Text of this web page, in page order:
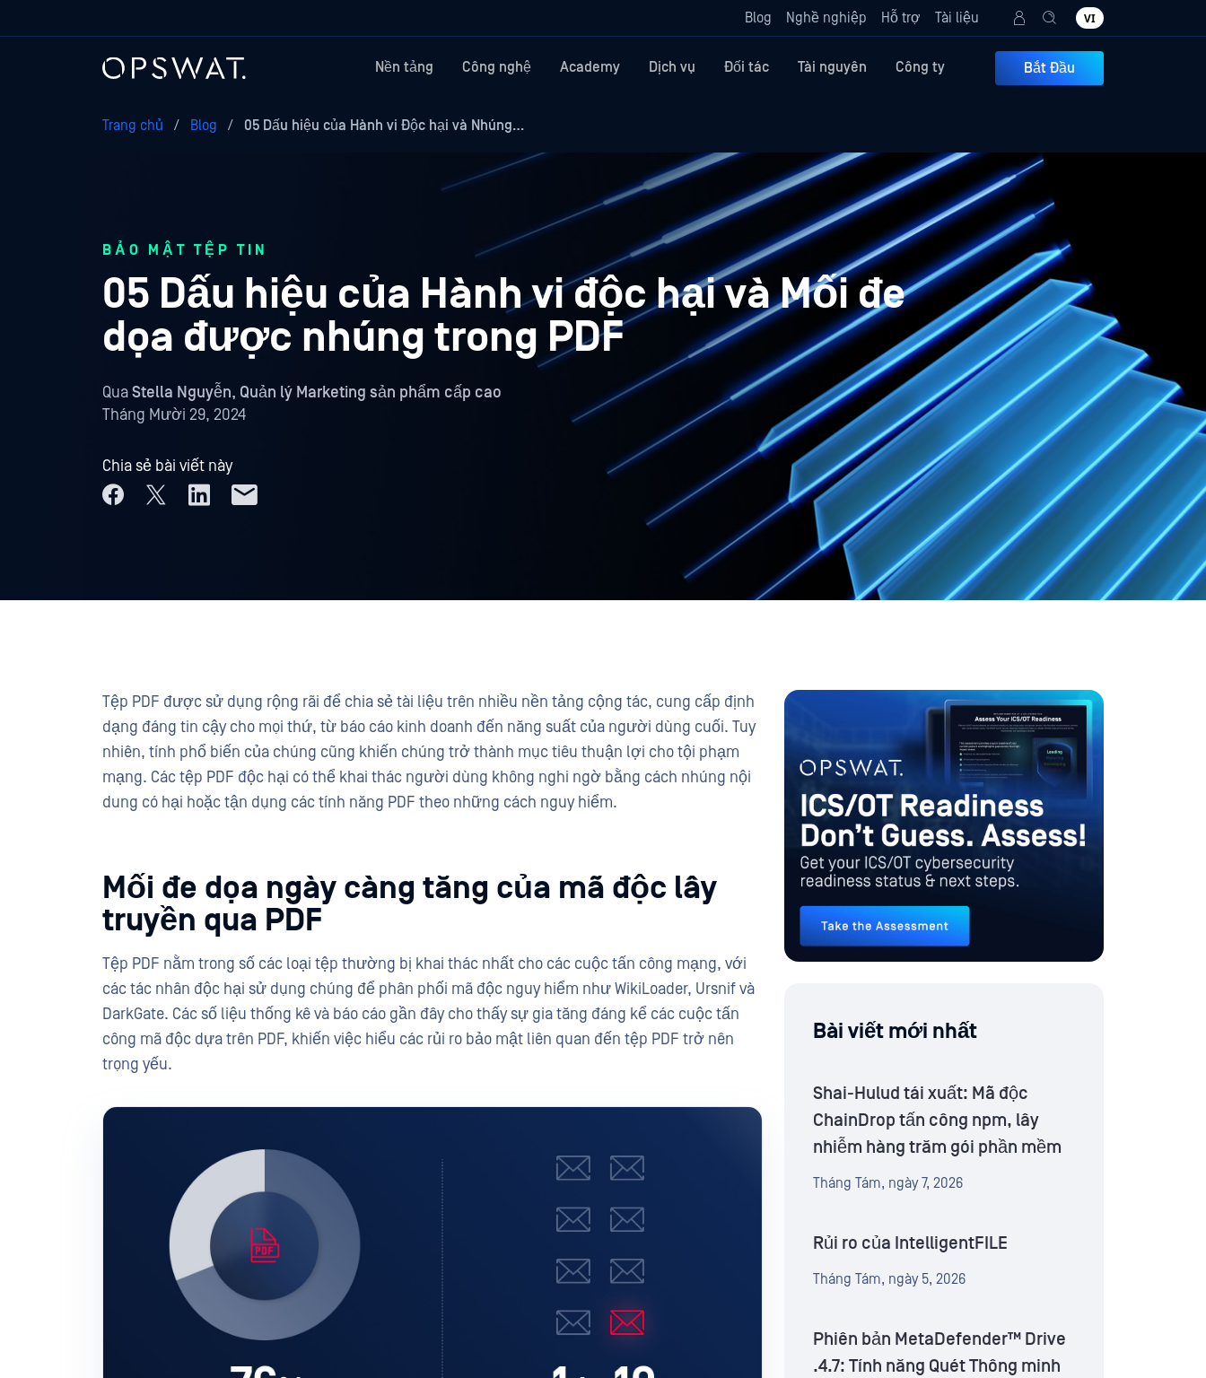
Blog Nghề nghiệp Hỗ trợ Tài liệu VI
Nền tảng Công nghệ Academy Dịch vụ Đối tác Tài nguyên Công ty Bắt Đầu
Trang chủ / Blog / 05 Dấu hiệu của Hành vi Độc hại và Nhúng…
BẢO MẬT TỆP TIN
05 Dấu hiệu của Hành vi độc hại và Mối đe
dọa được nhúng trong PDF
QuaStella Nguyễn, Quản lý Marketing sản phẩm cấp cao
Tháng Mười 29, 2024
Chia sẻ bài viết này
Tệp PDF được sử dụng rộng rãi để chia sẻ tài liệu trên nhiều nền tảng cộng tác, cung cấp định
dạng đáng tin cậy cho mọi thứ, từ báo cáo kinh doanh đến năng suất của người dùng cuối. Tuy
nhiên, tính phổ biến của chúng cũng khiến chúng trở thành mục tiêu thuận lợi cho tội phạm
mạng. Các tệp PDF độc hại có thể khai thác người dùng không nghi ngờ bằng cách nhúng nội
dung có hại hoặc tận dụng các tính năng PDF theo những cách nguy hiểm.
Mối đe dọa ngày càng tăng của mã độc lây
truyền qua PDF
Tệp PDF nằm trong số các loại tệp thường bị khai thác nhất cho các cuộc tấn công mạng, với
các tác nhân độc hại sử dụng chúng để phân phối mã độc nguy hiểm như WikiLoader, Ursnif và
DarkGate. Các số liệu thống kê và báo cáo gần đây cho thấy sự gia tăng đáng kể các cuộc tấn
công mã độc dựa trên PDF, khiến việc hiểu các rủi ro bảo mật liên quan đến tệp PDF trở nên
trọng yếu.
Bài viết mới nhất
Shai-Hulud tái xuất: Mã độc
ChainDrop tấn công npm, lây
nhiễm hàng trăm gói phần mềm
Tháng Tám, ngày 7, 2026
Rủi ro của IntelligentFILE
Tháng Tám, ngày 5, 2026
Phiên bản MetaDefender™ Drive
.4.7: Tính năng Quét Thông minh